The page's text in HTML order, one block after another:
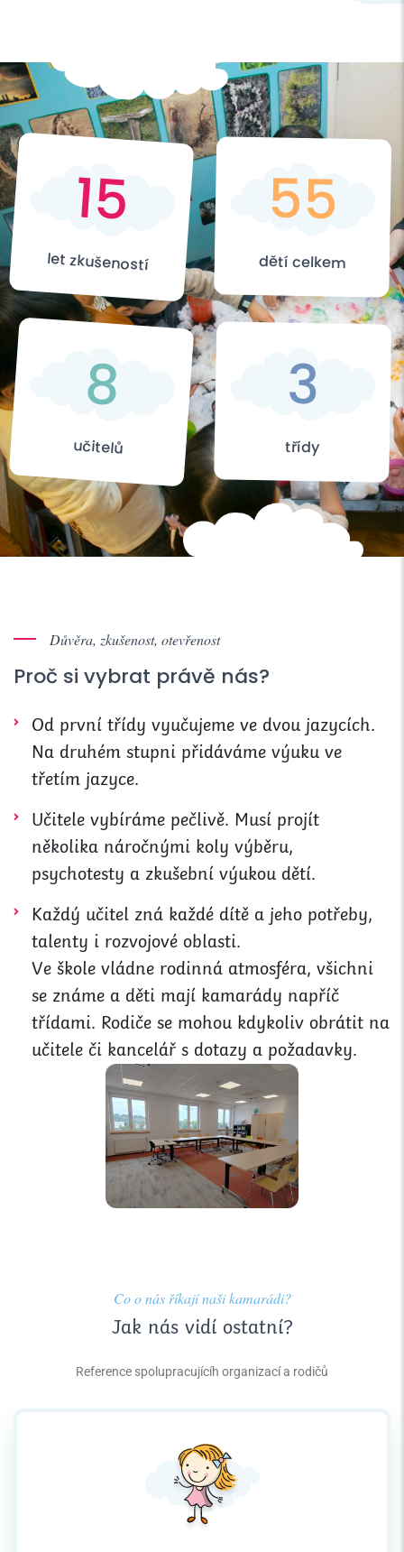
15
let zkušeností
55
dětí celkem
8
učitelů
3
třídy
Důvěra, zkušenost, otevřenost
Proč si vybrat právě nás?
Od první třídy vyučujeme ve dvou jazycích.
Na druhém stupni přidáváme výuku ve
třetím jazyce.
Učitele vybíráme pečlivě. Musí projít
několika náročnými koly výběru,
psychotesty a zkušební výukou dětí.
Každý učitel zná každé dítě a jeho potřeby,
talenty i rozvojové oblasti.
Ve škole vládne rodinná atmosféra, všichni
se známe a děti mají kamarády napříč
třídami. Rodiče se mohou kdykoliv obrátit na
učitele či kancelář s dotazy a požadavky.
Co o nás říkají naši kamarádi?
Jak nás vidí ostatní?
Reference spolupracujícíh organizací a rodičů